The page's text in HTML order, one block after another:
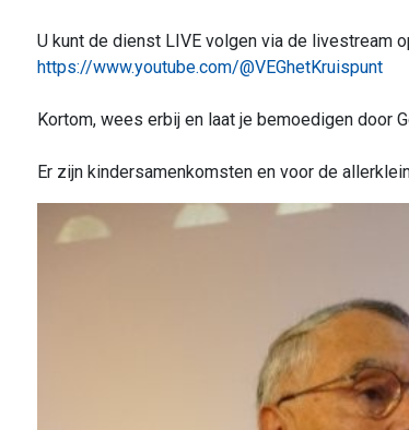
U kunt de dienst LIVE volgen via de livestream
https://www.youtube.com/@VEGhetKruispunt
Kortom, wees erbij en laat je bemoedigen door
Er zijn kindersamenkomsten en voor de